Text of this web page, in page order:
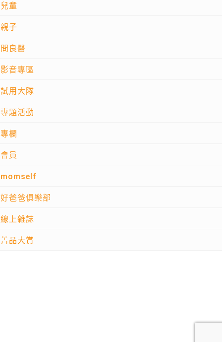
兒童
親子
問良醫
影音專區
試用大隊
專題活動
專欄
會員
momself
好爸爸俱樂部
線上雜誌
菁品大賞